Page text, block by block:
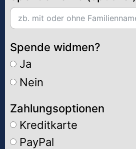
Spende widmen?
Ja
Nein
Zahlungsoptionen
Kreditkarte
PayPal